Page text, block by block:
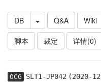
DB Q&A Wiki
脚本
裁定 详情(0)
OCG SLT1-JP042(2020-